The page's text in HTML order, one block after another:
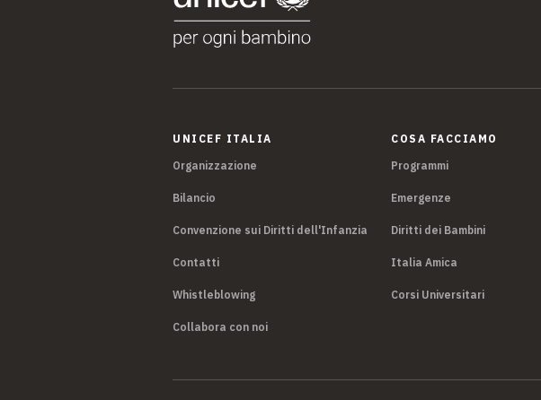
UNICEF ITALIA
Organizzazione
Bilancio
Convenzione sui Diritti dell'Infanzia
Contatti
Whistleblowing
Collabora con noi
COSA FACCIAMO
Programmi
Emergenze
Diritti dei Bambini
Italia Amica
Corsi Universitari